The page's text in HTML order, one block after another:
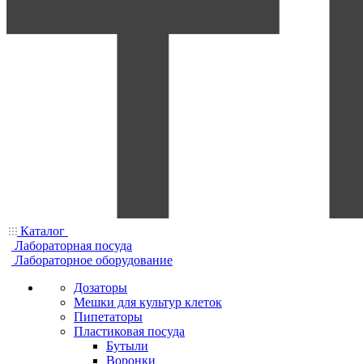
Каталог
Лабораторная посуда
Лабораторное оборудование
Дозаторы
Мешки для культур клеток
Пипетаторы
Пластиковая посуда
Бутыли
Воронки